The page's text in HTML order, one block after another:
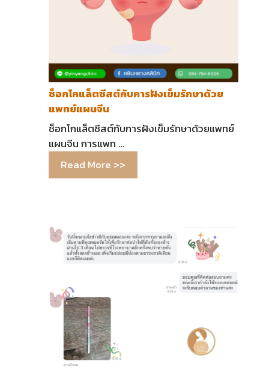
ช็อกโกแล็ตซีสต์กับการฝังเข็มรักษาด้วย
แพทย์แผนจีน
ช็อกโกแล็ตซีสต์กับการฝังเข็มรักษาด้วยแพทย์
แผนจีน การแพท …
Read More >>